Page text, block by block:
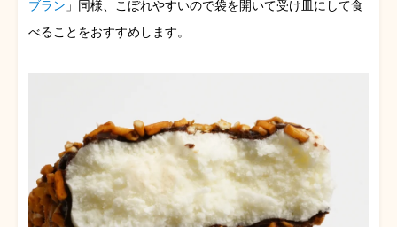
ブラン 」同様、こぼれやすいので袋を開いて受け皿にして食
べることをおすすめします。